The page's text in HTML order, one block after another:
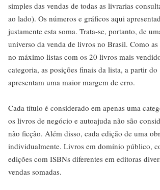
simples das vendas de todas as livrarias
ao lado). Os números e gráficos aqui
justamente esta soma. Trata-se, portanto, de
universo da venda de livros no Brasil. Como
no máximo listas com os 20 livros mais
categoria, as posições finais da lista, a partir do
apresentam uma maior margem de erro.
Cada título é considerado em apenas uma
os livros de negócio e autoajuda não são
não ficção. Além disso, cada edição de uma
individualmente. Livros em domínio público,
edições com ISBNs diferentes em editoras
vendas somadas.